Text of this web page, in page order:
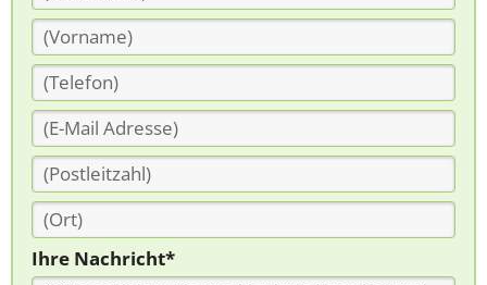
Ihre Nachricht*